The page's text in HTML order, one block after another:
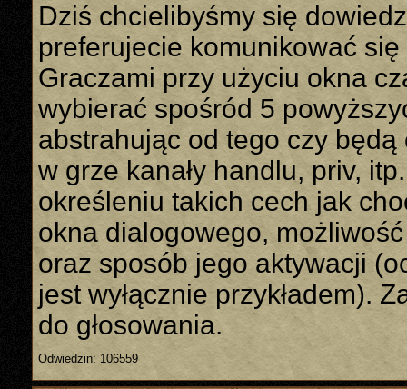
Dziś chcielibyśmy się
preferujecie komunikować się
Graczami przy użyciu okna
wybierać spośród 5
abstrahując od tego czy
w grze kanały handlu, priv,
określeniu takich cech jak
okna dialogowego,
oraz sposób jego aktywacji
jest wyłącznie przykładem).
do głosowania.
Odwiedzin: 106559